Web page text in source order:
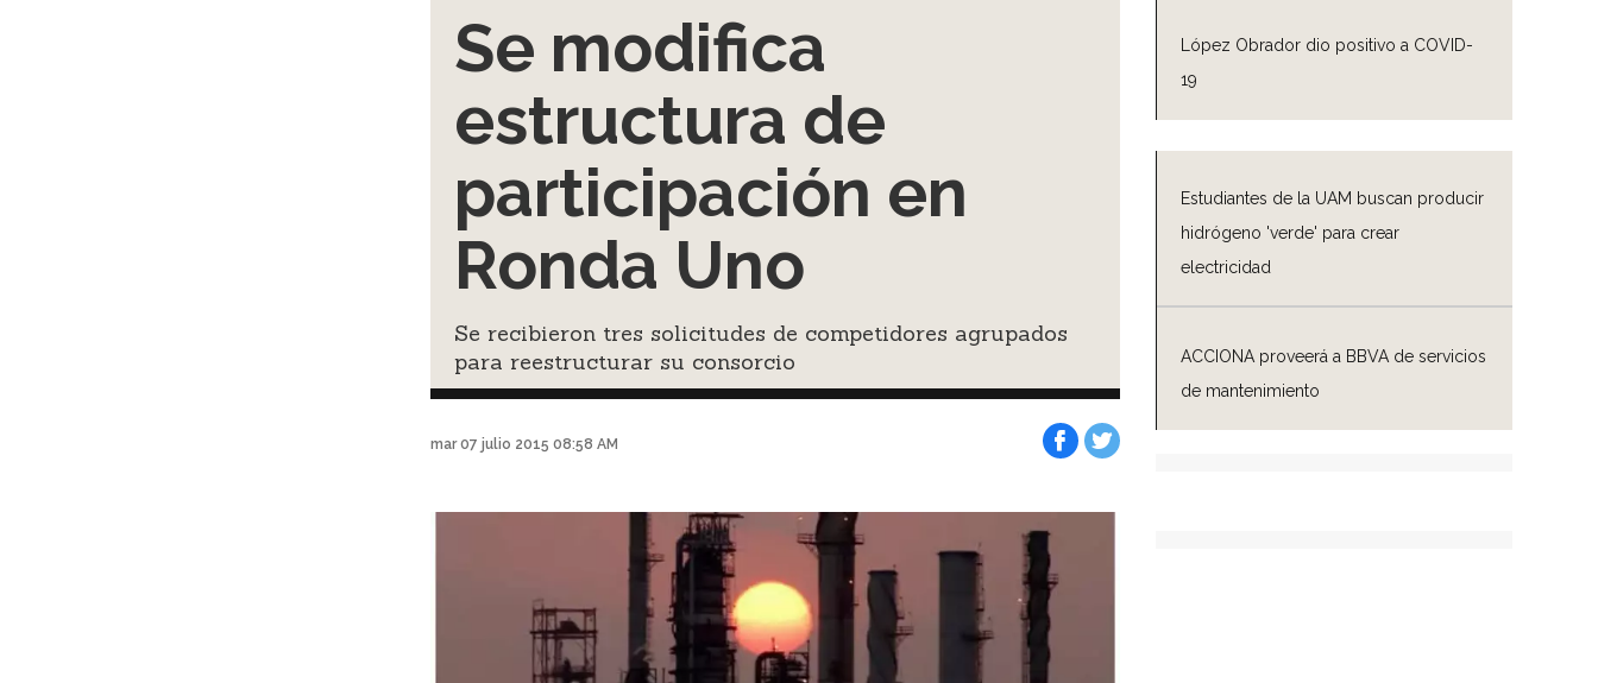
López Obrador dio positivo a COVID-
19
Estudiantes de la UAM buscan producir
hidrógeno 'verde' para crear
electricidad
ACCIONA proveerá a BBVA de servicios
de mantenimiento
Se modifica
estructura de
participación en
Ronda Uno
Se recibieron tres solicitudes de competidores agrupados
para reestructurar su consorcio
mar 07 julio 2015 08:58 AM